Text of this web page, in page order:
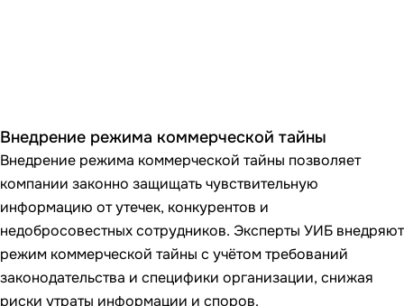
Внедрение режима коммерческой тайны
Внедрение режима коммерческой тайны позволяет
компании законно защищать чувствительную
информацию от утечек, конкурентов и
недобросовестных сотрудников. Эксперты УИБ внедряют
режим коммерческой тайны с учётом требований
законодательства и специфики организации, снижая
риски утраты информации и споров.